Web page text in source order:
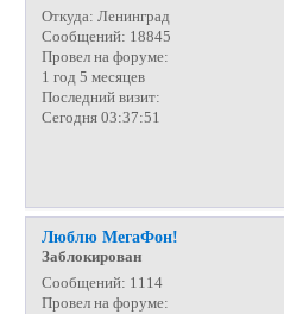
Откуда: Ленинград
Сообщений: 18845
Провел на форуме:
1 год 5 месяцев
Последний визит:
Сегодня 03:37:51
Люблю МегаФон!
Заблокирован
Сообщений: 1114
Провел на форуме: